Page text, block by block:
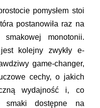
pomysłem stoi
postanowiła raz na
monotonii.
kolejny zwykły e-
game-changer,
cechy, o jakich
wydajność i, co
smaki dostępne na